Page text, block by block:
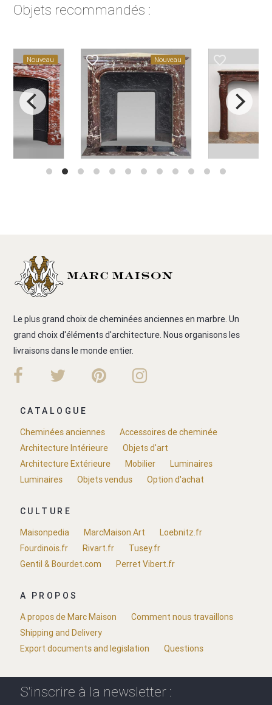
Objets recommandés :
Nouveau favorite_border Nouveau favorite_border
Le plus grand choix de cheminées anciennes en marbre. Un
grand choix d'éléments d'architecture. Nous organisons les
livraisons dans le monde entier.
CATALOGUE
Cheminées anciennes
Accessoires de cheminée
Architecture Intérieure
Objets d'art
Architecture Extérieure
Mobilier
Luminaires
Luminaires
Objets vendus Option d'achat
CULTURE
Maisonpedia
MarcMaison.Art
Loebnitz.fr
Fourdinois.fr
Rivart.fr
Tusey.fr
Gentil & Bourdet.com
Perret Vibert.fr
A PROPOS
A propos de Marc Maison
Comment nous travaillons
Shipping and Delivery
Export documents and legislation
Questions
S'inscrire à la newsletter :